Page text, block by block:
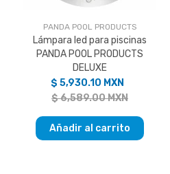
PANDA POOL PRODUCTS
Lámpara led para piscinas
PANDA POOL PRODUCTS
DELUXE
$ 5,930.10 MXN
$ 6,589.00 MXN
Añadir al carrito